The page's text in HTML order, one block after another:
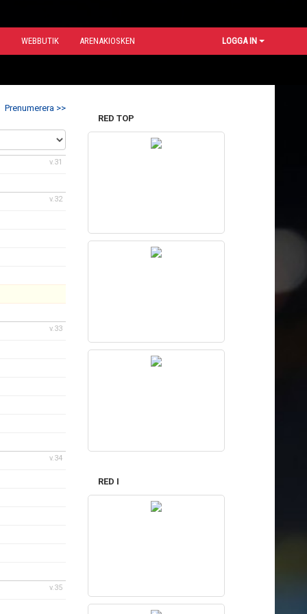
WEBBUTIK ARENAKIOSKEN LOGGA IN
Prenumerera >>
v.31
v.32
v.33
v.34
v.35
RED TOP
RED I